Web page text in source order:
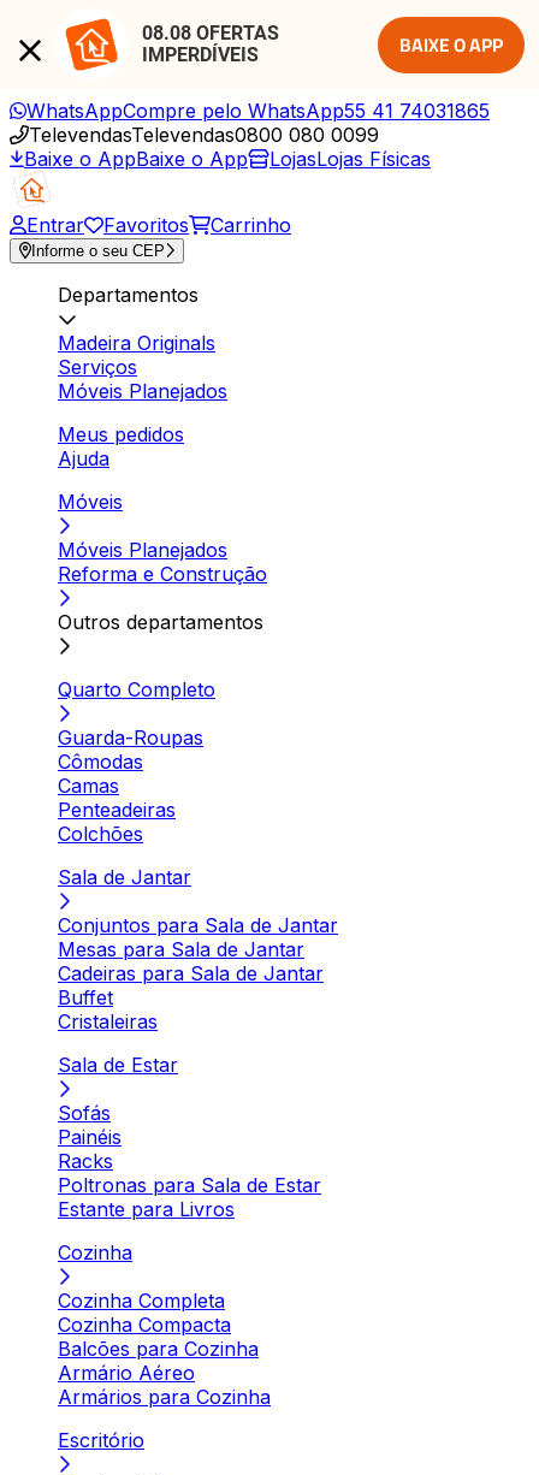
08.08 OFERTAS
IMPERDÍVEIS
BAIXE O APP
WhatsAppCompre pelo WhatsApp55 41 74031865
TelevendasTelevendas0800 080 0099
Baixe o AppBaixe o App LojasLojas Físicas
Entrar Favoritos Carrinho
Informe o seu CEP
Departamentos
Madeira Originals
Serviços
Móveis Planejados
Meus pedidos
Ajuda
Móveis
Móveis Planejados
Reforma e Construção
Outros departamentos
Quarto Completo
Guarda-Roupas
Cômodas
Camas
Penteadeiras
Colchões
Sala de Jantar
Conjuntos para Sala de Jantar
Mesas para Sala de Jantar
Cadeiras para Sala de Jantar
Buffet
Cristaleiras
Sala de Estar
Sofás
Painéis
Racks
Poltronas para Sala de Estar
Estante para Livros
Cozinha
Cozinha Completa
Cozinha Compacta
Balcões para Cozinha
Armário Aéreo
Armários para Cozinha
Escritório